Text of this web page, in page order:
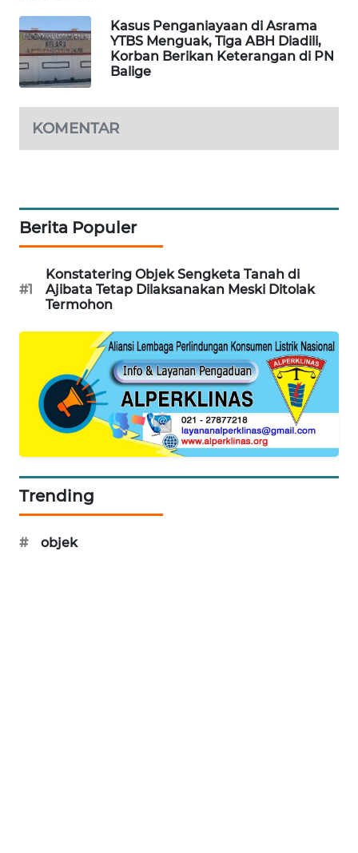
Kasus Penganiayaan di Asrama
YTBS Menguak, Tiga ABH Diadili,
Korban Berikan Keterangan di PN
Balige
KOMENTAR
Berita Populer
#1
Konstatering Objek Sengketa Tanah di
Ajibata Tetap Dilaksanakan Meski Ditolak
Termohon
Trending
# objek
CILEUNGSI
NEWS
BERKAT
ANUGERAH
NEWS
ID
SONYA
ASA
NEWS